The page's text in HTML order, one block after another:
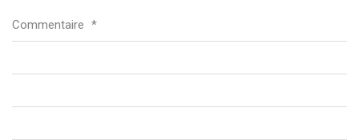
Commentaire *